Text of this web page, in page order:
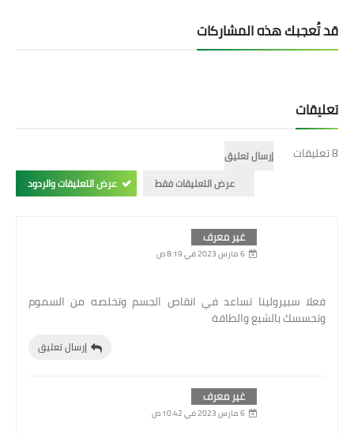
قد تُعجبك هذه المشاركات
تعليقات
8 تعليقات
إرسال تعليق
عرض التعليقات فقط
عرض التعليقات والردود
غير معرف
6 مارس 2023 في 8:19 ص
فعلا سبيرولينا تساعد في انقاص الجسم وتخلصه من السموم
وتحسسك بالشبع والطاقة
إرسال تعليق
غير معرف
6 مارس 2023 في 10:42 ص